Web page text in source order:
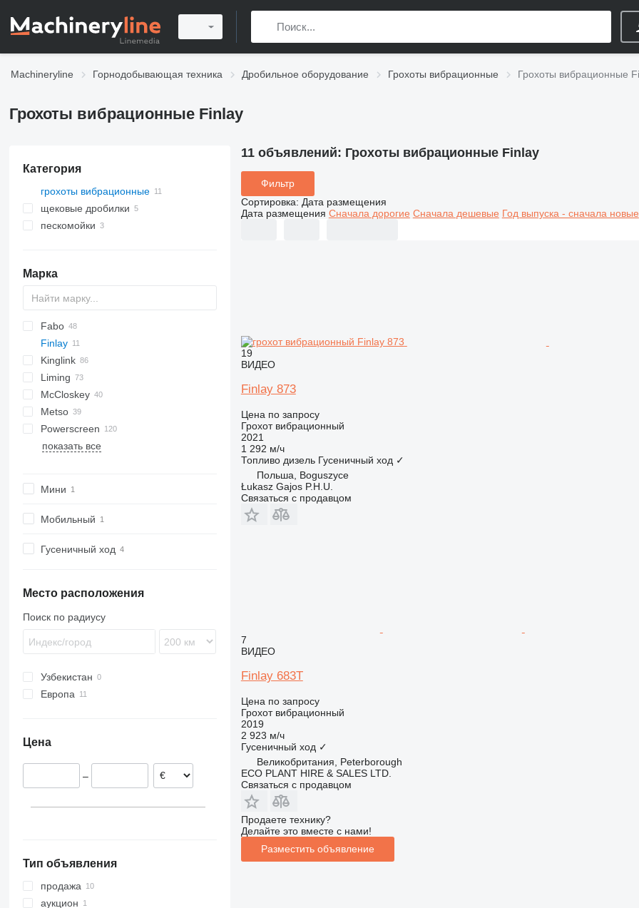
Machineryline Горнодобывающая техника Дробильное оборудование Грохоты вибрационные Грохоты вибрационные
Грохоты вибрационные Finlay
Категория
грохоты вибрационные
щековые дробилки
пескомойки
Марка
DF
60
SM
E-series
S-series
Fabo
FTB
FTI
FTS
Fullstar
MCK
ME
PRO
Finlay
542
640
PC
Combo
Explorer
Frontier
Novum
Kinglink
2LSX
KL
ZSW
Mobiscreen
Liming
516
McCloskey
R-series
S-series
V-series
Metso
Lokotrack
Nordberg
Powerscreen
Chieftain
MPB
CS
Remax
QA
820
683
T5
1412
Orbital 3000
показать все
Мини
Мобильный
Гусеничный ход
Место расположения
Поиск по радиусу
Узбекистан
Европа
Австрия
Цена
–
Тип объявления
продажа
аукцион
11 объявлений: Грохоты вибрационные Finlay
Фильтр
Сортировка: Дата размещения
Дата размещения Сначала дорогие Сначала дешевые Год выпуска - сначала новые
19
ВИДЕО
Finlay 873
Цена по запросу
Грохот вибрационный
2021
1 292 м/ч
Топливо дизель Гусеничный ход ✓
Польша, Boguszyce
Łukasz Gajos P.H.U.
Связаться с продавцом
7
ВИДЕО
Finlay 683T
Цена по запросу
Грохот вибрационный
2019
2 923 м/ч
Гусеничный ход ✓
Великобритания, Peterborough
ECO PLANT HIRE & SALES LTD.
Связаться с продавцом
Продаете технику?
Делайте это вместе с нами!
Разместить объявление